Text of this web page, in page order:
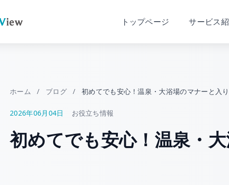
トップページ サービス
ホーム / ブログ / 初めてでも安心！温泉・大浴場のマナーと入
2026年06月04日 お役立ち情報
初めてでも安心！温泉・